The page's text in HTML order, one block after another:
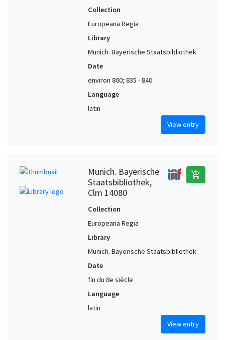
Collection
Europeana Regia
Library
Munich. Bayerische Staatsbibliothek
Date
environ 800; 835 - 840
Language
latin
View entry
Munich. Bayerische
Staatsbibliothek,
Clm 14080
add_shopping_cart
Collection
Europeana Regia
Library
Munich. Bayerische Staatsbibliothek
Date
fin du 8e siècle
Language
latin
View entry